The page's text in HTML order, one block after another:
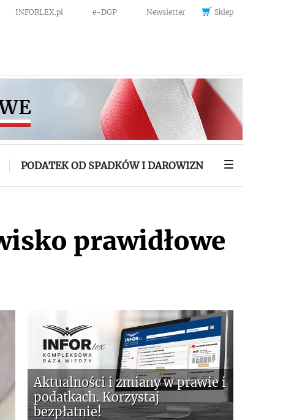
INFORLEX.pl e-DGP Newsletter Sklep
PODATEK OD SPADKÓW I DAROWIZN
prawidłowe
Aktualności i zmiany w prawie i
podatkach. Korzystaj
bezpłatnie!